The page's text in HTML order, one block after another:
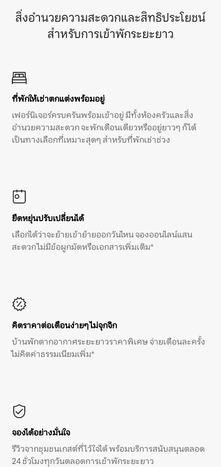
สิ่งอำนวยความสะดวกและสิทธิประโยชน์
สำหรับการเข้าพักระยะยาว
ที่พักให้เช่าตกแต่งพร้อมอยู่
เฟอร์นิเจอร์ครบครันพร้อมเข้าอยู่ มีทั้งห้องครัวและสิ่ง
อำนวยความสะดวก จะพักเดือนเดียวหรืออยู่ยาวๆ ก็ได้
เป็นทางเลือกที่เหมาะสุดๆ สำหรับที่พักเช่าช่วง
ยืดหยุ่นปรับเปลี่ยนได้
เลือกได้ว่าจะย้ายเข้าย้ายออกวันไหน จองออนไลน์แสน
สะดวก ไม่มีข้อผูกมัดหรือเอกสารเพิ่มเติม*
คิดราคาต่อเดือนง่ายๆ ไม่จุกจิก
บ้านพักตากอากาศระยะยาวราคาพิเศษ จ่ายเดือนละครั้ง
ไม่คิดค่าธรรมเนียมเพิ่ม*
จองได้อย่างมั่นใจ
รีวิวจากชุมชนเกสต์ที่ไว้ใจได้ พร้อมบริการสนับสนุนตลอด
24 ชั่วโมงทุกวันตลอดการเข้าพักระยะยาว